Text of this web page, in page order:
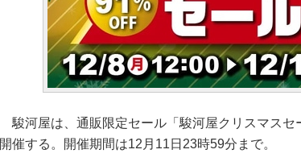
駿河屋は、通販限定セール「駿河屋クリスマスセ
開催する。開催期間は12月11日23時59分まで。